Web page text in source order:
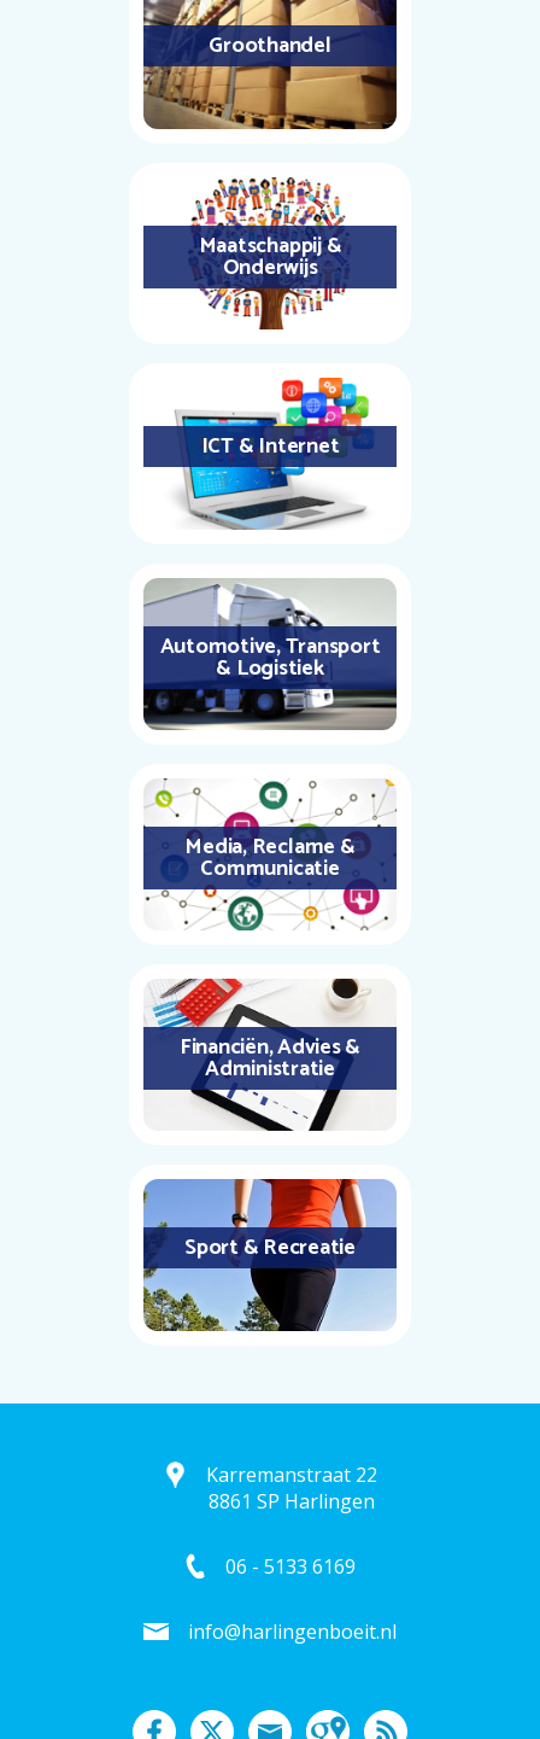
Groothandel
Maatschappij &
Onderwijs
ICT & Internet
Automotive, Transport
& Logistiek
Media, Reclame &
Communicatie
Financiën, Advies &
Administratie
Sport & Recreatie
Karremanstraat 22
8861 SP Harlingen
06 - 5133 6169
info@harlingenboeit.nl